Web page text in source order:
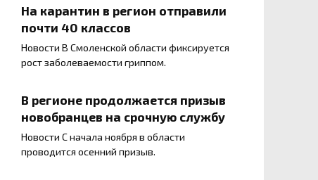
На карантин в регион отправили
почти 40 классов
Новости В Смоленской области фиксируется
рост заболеваемости гриппом.
В регионе продолжается призыв
новобранцев на срочную службу
Новости С начала ноября в области
проводится осенний призыв.